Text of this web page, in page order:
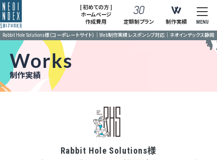
[ 初めての方 ]
ホームページ
作成費用
定額制プラン 制作実績 MENU
Rabbit Hole Solutions様（コーポレートサイト）｜Web制作実績 レスポンシブ対応｜ネオインデックス静岡
Works
制作実績
Rabbit Hole Solutions様